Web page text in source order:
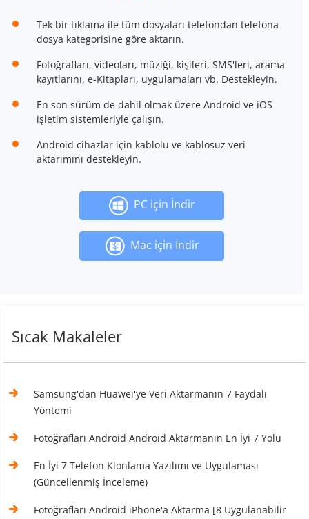
Tek bir tıklama ile tüm dosyaları telefondan telefona
dosya kategorisine göre aktarın.
Fotoğrafları, videoları, müziği, kişileri, SMS'leri, arama
kayıtlarını, e-Kitapları, uygulamaları vb. Destekleyin.
En son sürüm de dahil olmak üzere Android ve iOS
işletim sistemleriyle çalışın.
Android cihazlar için kablolu ve kablosuz veri
aktarımını destekleyin.
PC için İndir
Mac için İndir
Sıcak Makaleler
Samsung'dan Huawei'ye Veri Aktarmanın 7 Faydalı
Yöntemi
Fotoğrafları Android Android Aktarmanın En İyi 7 Yolu
En İyi 7 Telefon Klonlama Yazılımı ve Uygulaması
(Güncellenmiş İnceleme)
Fotoğrafları Android iPhone'a Aktarma [8 Uygulanabilir